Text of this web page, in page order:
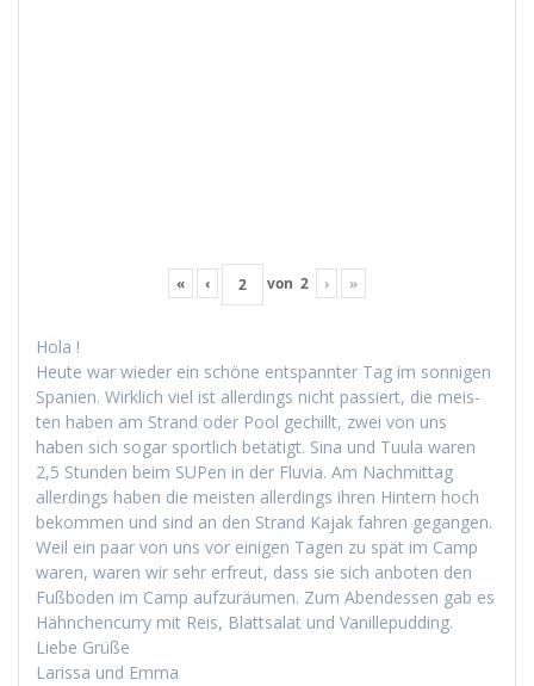
« ‹ von 2 › »
Hola !
Heute war wieder ein schöne entspan­nter Tag im son­ni­gen
Spanien. Wirk­lich viel ist allerd­ings nicht passiert, die meis­
ten haben am Strand oder Pool gechillt, zwei von uns
haben sich sog­ar sportlich betätigt. Sina und Tuu­la waren
2,5 Stun­den beim SUPen in der Flu­via. Am Nach­mit­tag
allerd­ings haben die meis­ten allerd­ings ihren Hin­tern hoch
bekom­men und sind an den Strand Kajak fahren gegan­gen.
Weil ein paar von uns vor eini­gen Tagen zu spät im Camp
waren, waren wir sehr erfreut, dass sie sich anboten den
Fuß­bo­den im Camp aufzuräu­men. Zum Aben­dessen gab es
Häh­nchen­cur­ry mit Reis, Blattsalat und Vanillepudding.
Liebe Grüße
Laris­sa und Emma